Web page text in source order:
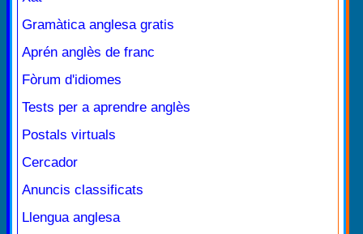
Gramàtica anglesa gratis
Aprén anglès de franc
Fòrum d'idiomes
Tests per a aprendre anglès
Postals virtuals
Cercador
Anuncis classificats
Llengua anglesa